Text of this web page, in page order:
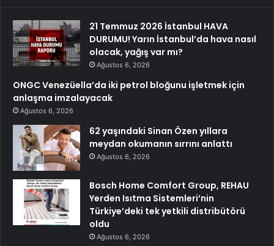
21 Temmuz 2026 İstanbul HAVA
DURUMU! Yarın İstanbul’da hava nasıl
olacak, yağış var mı?
Ağustos 6, 2026
ONGC Venezüella’da iki petrol bloğunu işletmek için
anlaşma imzalayacak
Ağustos 6, 2026
62 yaşındaki Sinan Özen yıllara
meydan okumanın sırrını anlattı
Ağustos 6, 2026
Bosch Home Comfort Group, REHAU
Yerden Isıtma Sistemleri’nin
Türkiye’deki tek yetkili distribütörü
oldu
Ağustos 6, 2026